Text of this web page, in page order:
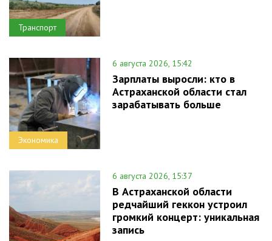
Транспорт
Экономика
6 августа 2026, 15:42
Зарплаты выросли: кто в
Астраханской области стал
зарабатывать больше
6 августа 2026, 15:37
В Астраханской области
редчайший геккон устроил
громкий концерт: уникальная
запись